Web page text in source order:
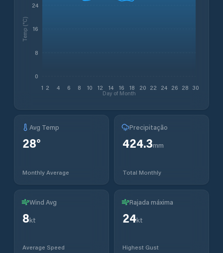
1 2 4 6 8 10 12 14 16 18 20 22 24 26 28 30
Day of Month
0
8
16
24
Temp (°C)
Avg Temp
28°
Monthly Average
Precipitação
424.3mm
Total Monthly
Wind Avg
8kt
Average Speed
Rajada máxima
24kt
Highest Gust